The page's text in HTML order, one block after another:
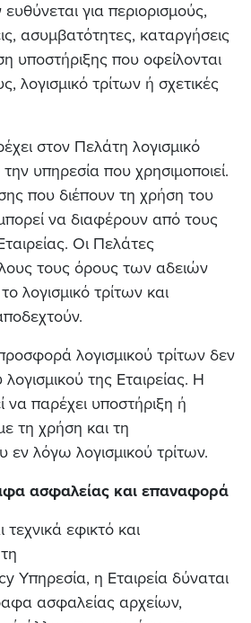
για περιορισμούς,
ασυμβατότητες, καταργήσεις
υποστήριξης που οφείλονται
λογισμικό τρίτων ή σχετικές
στον Πελάτη λογισμικό
υπηρεσία που χρησιμοποιεί.
που διέπουν τη χρήση του
να διαφέρουν από τους
Οι Πελάτες
τους όρους των αδειών
λογισμικό τρίτων και
λογισμικού τρίτων δεν
της Εταιρείας. Η
να παρέχει υποστήριξη ή
τη χρήση και τη
εν λόγω λογισμικού τρίτων.
ασφαλείας και επαναφορά
εφικτό και
Υπηρεσία, η Εταιρεία δύναται
ασφαλείας αρχείων,